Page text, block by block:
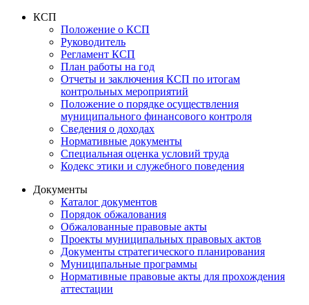
КСП
Положение о КСП
Руководитель
Регламент КСП
План работы на год
Отчеты и заключения КСП по итогам
контрольных мероприятий
Положение о порядке осуществления
муниципального финансового контроля
Сведения о доходах
Нормативные документы
Специальная оценка условий труда
Кодекс этики и служебного поведения
Документы
Каталог документов
Порядок обжалования
Обжалованные правовые акты
Проекты муниципальных правовых актов
Документы стратегического планирования
Муниципальные программы
Нормативные правовые акты для прохождения
аттестации